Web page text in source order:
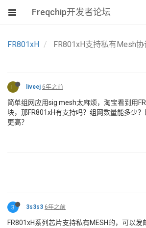
Freqchip开发者论坛
FR801xH FR801xH支持私有Mesh协
L liveej 6年之前
简单组网应用sig mesh太麻烦，淘宝看到用
块，那FR801xH有支持吗？组网数量能多少
更高？
3 3s3s3 6年之前
FR801xH系列芯片支持私有MESH的，可以发